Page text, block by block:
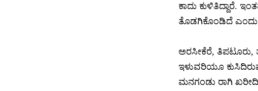
ಕಾದು ಕುಳಿತಿದ್ದಾರೆ.
ತೊಡಗಿಕೊಂಡಿದೆ ಎಂದು
ಅರಸೀಕೆರೆ, ತಿಪಟೂರು,
ಇಳುವರಿಯೂ ಕುಸಿದಿರುವ
ಮನಗಂಡು ರಾಗಿ